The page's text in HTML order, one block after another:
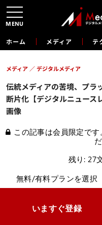
ホーム メディア テ
伝統メディアの苦境、プラ
断片化【デジタルニュース
画像
メディア デジタルメディア
この記事は会員限定で
残り: 27
無料/有料プランを選択
いますぐ登録
MENU